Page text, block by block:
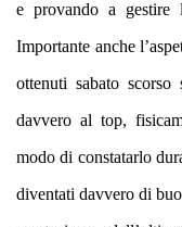
e provando a gestire
Importante anche
ottenuti sabato
davvero al top,
modo di constatarlo
diventati davvero di